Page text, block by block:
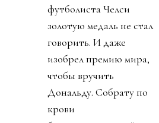
футболиста Челси
золотую медаль не стал
говорить. И даже
изобрел премию мира,
чтобы вручить
Дональду. Собрату по
крови